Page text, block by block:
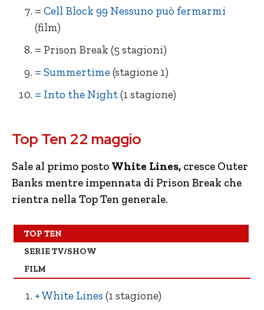
= Cell Block 99 Nessuno può fermarmi
(film)
= Prison Break (5 stagioni)
= Summertime(stagione 1)
= Into the Night(1 stagione)
= The Last Dance (docu-serie)
= SKAM Italia (4 stagioni)
= Vis a Vis (4 stagioni)
= Outer Banks (stagione 1 doppiata)
= Non ho mai… (1 stagione)
= Prison Break (5 stagioni)
= Summertime (1 stagione)
= Into the Night (1 stagione)
= La Missy Sbagliata
= Ti amo, imbecille
= Un uragano all’improvviso
= Natale da Chef
+ One Day
NE 8 Mile
– Storia di un Fantasma
+ L’alta metà
Top Ten 22 maggio
Sale al primo posto White Lines, cresce Outer
Banks mentre impennata di Prison Break che
rientra nella Top Ten generale.
TOP TEN
SERIE TV/SHOW
FILM
+ White Lines (1 stagione)